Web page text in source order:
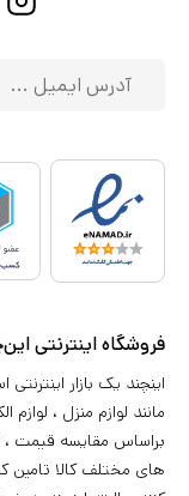
فروشگاه اینترنتی
اینچند یک بازار
مانند لوازم منزل ،
براساس مقایسه قیمت ،
های مختلف کالا تامین